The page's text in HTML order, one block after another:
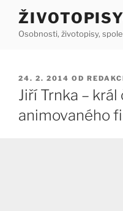
Přejít
obsahuOsobnosti, životopisy,
PUBLIKOVÁNO
24. 2. 2014 OD
Jiří Trnka –
animovaného